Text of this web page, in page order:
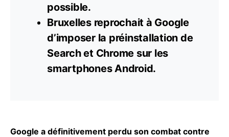
possible.
Bruxelles reprochait à Google
d’imposer la préinstallation de
Search et Chrome sur les
smartphones Android.
Google a définitivement perdu son combat contre